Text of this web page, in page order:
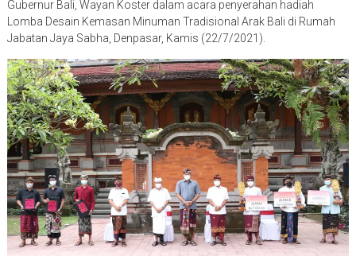
Gubernur Bali, Wayan Koster dalam acara penyerahan hadiah
Lomba Desain Kemasan Minuman Tradisional Arak Bali di Rumah
Jabatan Jaya Sabha, Denpasar, Kamis (22/7/2021).